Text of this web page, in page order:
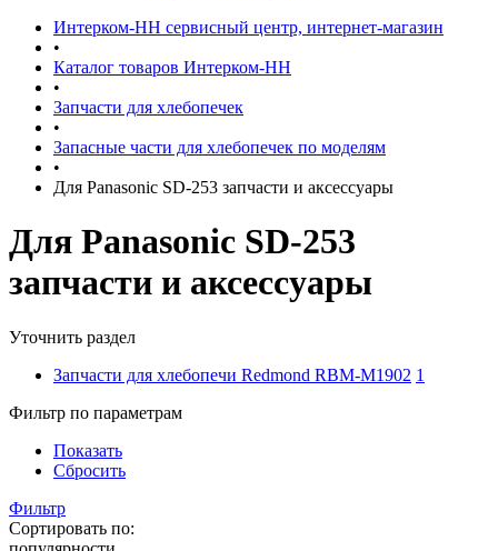
Интерком-НН сервисный центр, интернет-магазин
•
Каталог товаров Интерком-НН
•
Запчасти для хлебопечек
•
Запасные части для хлебопечек по моделям
•
Для Panasonic SD-253 запчасти и аксессуары
Для Panasonic SD-253
запчасти и аксессуары
Уточнить раздел
Запчасти для хлебопечи Redmond RBM-M1902 1
Фильтр по параметрам
Показать
Сбросить
Фильтр
Сортировать по: